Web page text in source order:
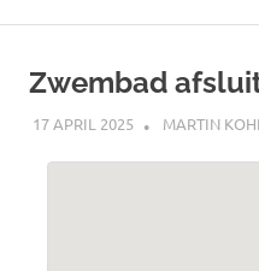
inhoud
Zwembad
17 APRIL 2025 MARTIN